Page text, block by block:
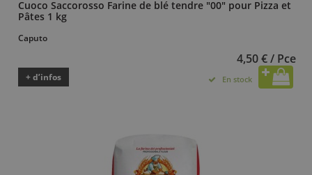
Cuoco Saccorosso Farine de blé tendre "00" pour Pizza et
Pâtes 1 kg
Caputo
4,50 € / Pce
+ d’infos En stock